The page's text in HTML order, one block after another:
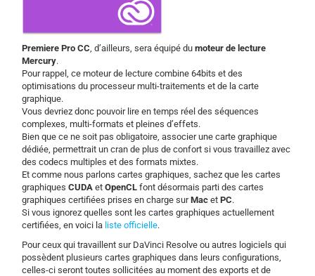
Premiere Pro CC , d’ailleurs, sera équipé dumoteur de lecture
Mercury.
Pour rappel, ce moteur de lecture combine 64bits et des
optimisations du processeur multi-traitements et de la carte
graphique.
Vous devriez donc pouvoir lire en temps réel des séquences
complexes, multi-formats et pleines d’effets.
Bien que ce ne soit pas obligatoire, associer une carte graphique
dédiée, permettrait un cran de plus de confort si vous travaillez avec
des codecs multiples et des formats mixtes.
Et comme nous parlons cartes graphiques, sachez que les cartes
graphiquesCUDA etOpenCL font désormais parti des cartes
graphiques certifiées prises en charge surMac etPC.
Si vous ignorez quelles sont les cartes graphiques actuellement
certifiées, en voici la liste officielle.
Pour ceux qui travaillent sur DaVinci Resolve ou autres logiciels qui
possèdent plusieurs cartes graphiques dans leurs configurations,
celles-ci seront toutes sollicitées au moment des exports et de